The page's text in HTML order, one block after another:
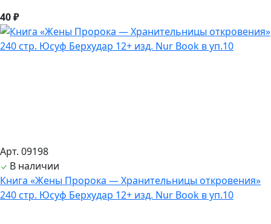
40 ₽
Арт. 09198
В наличии
Книга «Жены Пророка — Хранительницы откровения»
240 стр. Юсуф Берхудар 12+ изд. Nur Book в уп.10